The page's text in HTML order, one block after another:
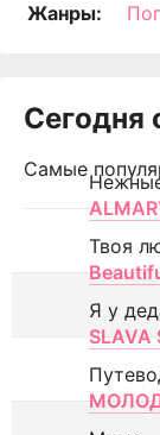
Жанры:
Сегодня
Самые
Твоя
Я у
SLAVA